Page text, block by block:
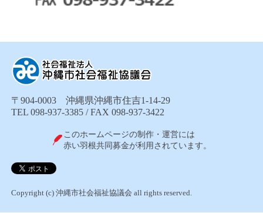
〒904-0003 沖縄県沖縄市住吉1-14-29
TEL 098-937-3385 / FAX 098-937-3422
このホームページの制作・運営には
赤い羽根共同募金が利用されています。
Copyright (c) 沖縄市社会福祉協議会 all rights reserved.